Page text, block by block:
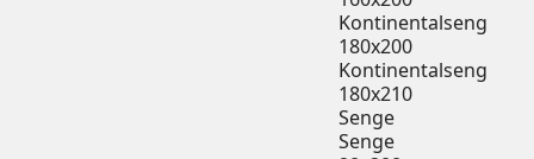
Kontinentalseng
180x200
Kontinentalseng
180x210
Senge
Senge